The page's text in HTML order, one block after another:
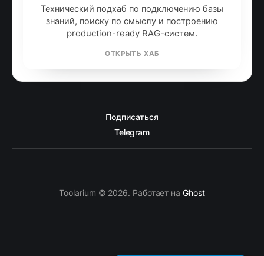
Технический подхаб по подключению базы
знаний, поиску по смыслу и построению
production-ready RAG-систем.
ОТКРЫТЬ ХАБ
Подписаться
Telegram
Toolarium © 2026. Работает на Ghost